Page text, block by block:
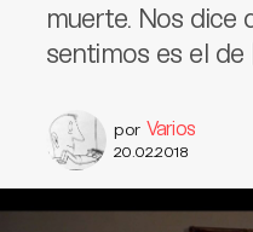
muerte. Nos dice
sentimos es el de
por Varios
20.02.2018